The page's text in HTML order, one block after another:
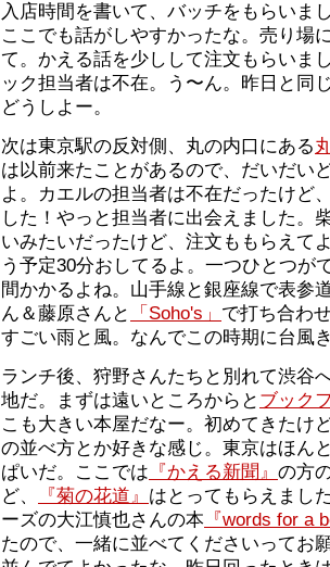
入店時間を書いて、バッチをもらいま
ここでも話がしやすかったな。売り場
て。かえる話を少しして注文もらいま
ック担当者は不在。う〜ん。昨日と同
どうしよー。
次は東京駅の反対側、丸の内口にある
は以前来たことがあるので、だいだい
よ。カエルの担当者は不在だったけど
した！やっと担当者に出会えました。
いみたいだったけど、注文ももらえて
う予定30分おしてるよ。一つひとつが
間かかるよね。山手線と銀座線で表参
ん＆藤原さんと
「Soho's」 で打ち合わ
すごい雨と風。なんでこの時期に台風
ランチ後、狩野さんたちと別れて渋谷
地だ。まずは遠いところからと ブック
こも大きい本屋だなー。初めてきたけ
の並べ方とか好きな感じ。東京はほん
ぱいだ。ここでは 『かえる新聞』 の方
ど、
『菊の花道』 はとってもらえまし
ーズの大江慎也さんの本 『words for a
たので、一緒に並べてくださいってお